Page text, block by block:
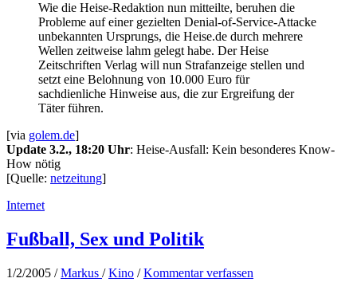
Wie die Heise-Redaktion nun mitteilte, beruhen die
Probleme auf einer gezielten Denial-of-Service-Attacke
unbekannten Ursprungs, die Heise.de durch mehrere
Wellen zeitweise lahm gelegt habe. Der Heise
Zeitschriften Verlag will nun Strafanzeige stellen und
setzt eine Belohnung von 10.000 Euro für
sachdienliche Hinweise aus, die zur Ergreifung der
Täter führen.
[via golem.de]
Update 3.2., 18:20 Uhr: Heise-Ausfall: Kein besonderes Know-
How nötig
[Quelle: netzeitung]
Internet
Fußball, Sex und Politik
1/2/2005 /Markus /Kino /Kommentar verfassen